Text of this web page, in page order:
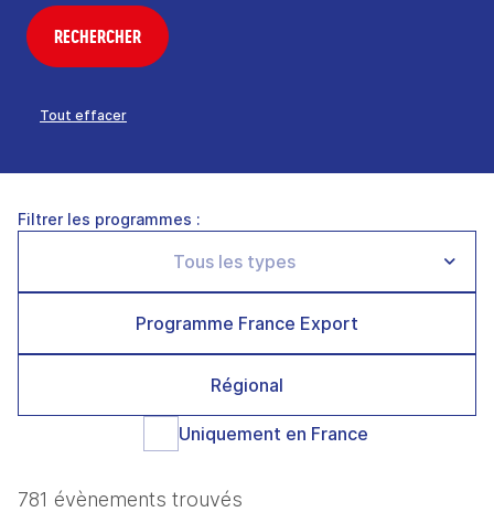
RECHERCHER
Tout effacer
Filtrer les programmes :
Programme France Export
Régional
Uniquement en France
781 évènements trouvés